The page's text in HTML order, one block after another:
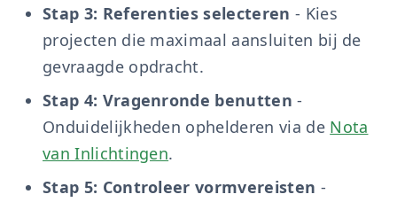
Stap 3: Referenties selecteren - Kies
projecten die maximaal aansluiten bij de
gevraagde opdracht.
Stap 4: Vragenronde benutten -
Onduidelijkheden ophelderen via de Nota
van Inlichtingen.
Stap 5: Controleer vormvereisten -